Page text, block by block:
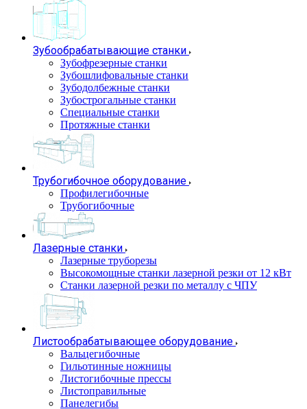
Зубообрабатывающие станки
Зубофрезерные станки
Зубошлифовальные станки
Зубодолбежные станки
Зубострогальные станки
Специальные станки
Протяжные станки
Трубогибочное оборудование
Профилегибочные
Трубогибочные
Лазерные станки
Лазерные труборезы
Высокомощные станки лазерной резки от 12 кВт
Станки лазерной резки по металлу с ЧПУ
Листообрабатывающее оборудование
Вальцегибочные
Гильотинные ножницы
Листогибочные прессы
Листоправильные
Панелегибы